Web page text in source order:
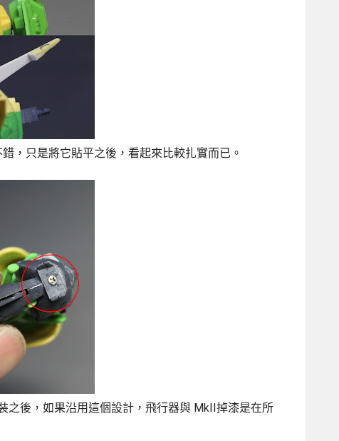
，只是將它貼平之後，看起來比較扎實而已。
之後，如果沿用這個設計，飛行器與 MkII掉漆是在所